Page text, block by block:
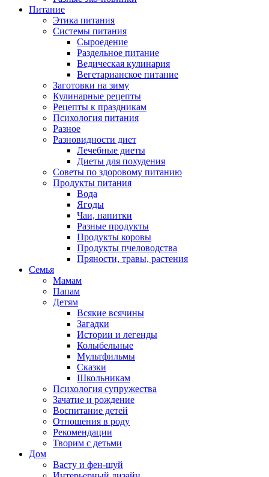
Питание
Этика питания
Системы питания
Сыроедение
Раздельное питание
Ведическая кулинария
Вегетарианское питание
Заготовки на зиму
Кулинарные рецепты
Рецепты к праздникам
Психология питания
Разное
Разновидности диет
Лечебные диеты
Диеты для похудения
Советы по здоровому питанию
Продукты питания
Вода
Ягоды
Чаи, напитки
Разные продукты
Продукты коровы
Продукты пчеловодства
Пряности, травы, растения
Семья
Мамам
Папам
Детям
Всякие всячины
Загадки
Истории и легенды
Колыбельные
Мультфильмы
Сказки
Школьникам
Психология супружества
Зачатие и рождение
Воспитание детей
Отношения в роду
Рекомендации
Творим с детьми
Дом
Васту и фен-шуй